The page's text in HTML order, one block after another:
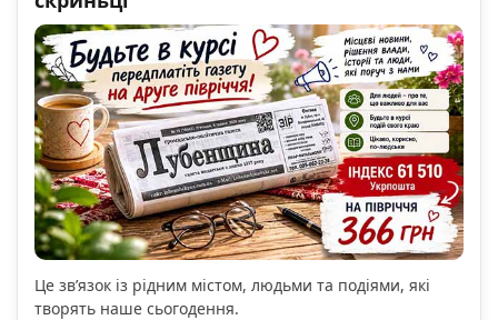
Це зв’язок із рідним містом, людьми та подіями, які
творять наше сьогодення.